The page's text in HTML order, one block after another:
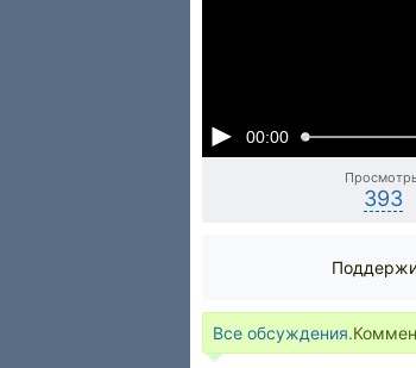
00:00
393
Все обсуждения.